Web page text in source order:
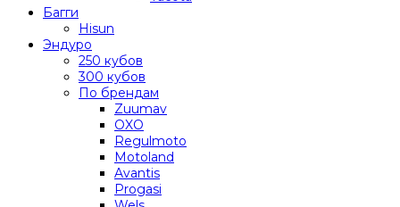
Багги
Hisun
Эндуро
250 кубов
300 кубов
По брендам
Zuumav
OXO
Regulmoto
Motoland
Avantis
Progasi